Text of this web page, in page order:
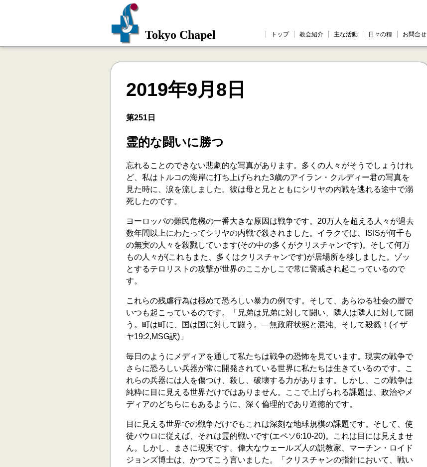
Tokyo Chapel トップ 教会紹介 主な活動 日々の糧 お問合せ
2019年9月8日
第251日
霊的な闘いに勝つ
忘れることのできない悲劇的な写真があります。多くの人々がそうでしょうけれ
ど、私はトルコの海岸に打ち上げられた3歳のアイラン・クルディー君の写真を
見た時に、涙を流しました。彼は母と兄とともにシリヤの内戦を逃れる途中で溺
死したのです。
ヨーロッパの難民危機の一番大きな原因は戦争です。20万人を超える人々が過去
数年間以上にわたってシリヤの内戦で殺されました。イラクでは、ISISが何千も
の無実の人々を殺戮しています(その中の多くがクリスチャンです)。そして何万
もの人々が(これもまた、多くはクリスチャンです)が居場所を移しました。ゾッ
とするテロリストの攻撃が世界のここかしこで常に警戒され起こっているので
す。
これらの残虐行為は極めて恐ろしい暴力の例です。そして、あらゆる社会の層で
いつも起こっているのです。「兄弟は兄弟に対して闘い、隣人は隣人に対して闘
う。町は町に、国は国に対して闘う。―無政府状態と混沌、そして殺戮！(イザ
ヤ19:2,MSG訳)」
毎日のようにメディアを通して私たちは戦争の恐怖を見ています。現実の戦争で
さらに恐ろしい兵器が常に開発されている世界に私たちは生きているのです。こ
れらの兵器には人を傷つけ、殺し、破壊する力があります。しかし、この戦争は
純粋に目に見える世界だけではありません。ここで上げられる課題は、政治やメ
ディアのどちらにもあるように、深く倫理的であり道徳的です。
目に見える世界での戦争だけでもこれは深刻な地球規模の課題です。そして、使
徒パウロに従えば、それは霊的戦いです(エペソ6:10-20)。これは目には見えませ
ん。しかし、まさに現実です。偉大なウェールズ人の説教家、マーチン・ロイド
ジョンズ博士は、かつてこう言いました。「クリスチャンの指針において、戦い